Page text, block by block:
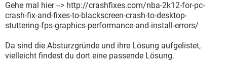
Gehe mal hier --> http://crashfixes.com/nba-2k12-for-pc-
crash-fix-and-fixes-to-blackscreen-crash-to-desktop-
stuttering-fps-graphics-performance-and-install-errors/
Da sind die Absturzgründe und ihre Lösung aufgelistet,
vielleicht findest du dort eine passende Lösung.